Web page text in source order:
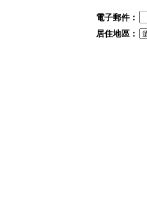
電子郵件：
居住地區：